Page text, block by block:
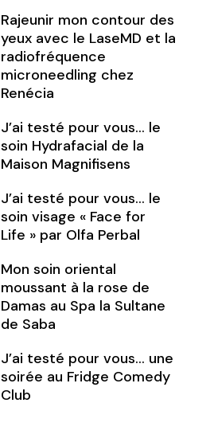
Rajeunir mon contour des
yeux avec le LaseMD et la
radiofréquence
microneedling chez
Renécia
J’ai testé pour vous… le
soin Hydrafacial de la
Maison Magnifisens
J’ai testé pour vous… le
soin visage « Face for
Life » par Olfa Perbal
Mon soin oriental
moussant à la rose de
Damas au Spa la Sultane
de Saba
J’ai testé pour vous… une
soirée au Fridge Comedy
Club